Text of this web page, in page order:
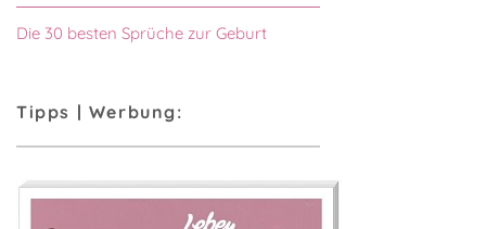
Die 30 besten Sprüche zur Geburt
Tipps | Werbung: